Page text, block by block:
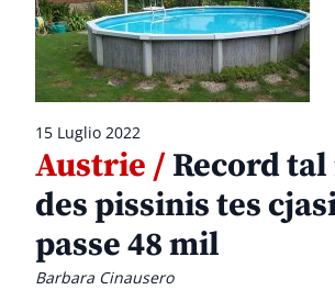
15 Luglio 2022
Austrie /Record
des pissinis tes
passe 48 mil
Barbara Cinausero